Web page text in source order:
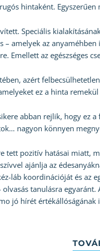
hintaként. Egyszerűen
Speciális
– amelyek az
Emellett az egészséges
azért
ez a hinta
abban rejlik, hogy ez
nagyon könnyen
tett pozitív hatásai miatt,
ajánlja az
láb koordinációját és az
tanulásra
jó hírét értékállóságának